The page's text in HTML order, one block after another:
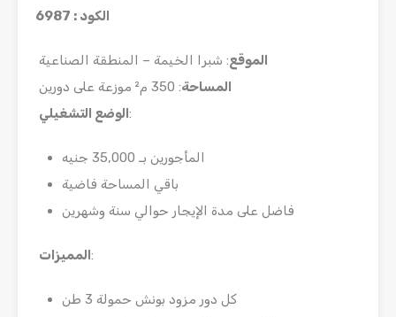
الكود : 6987
الموقع: شبرا الخيمة – المنطقة الصناعية
المساحة: 350 م² موزعة على دورين
الوضع التشغيلي:
المأجورين بـ 35,000 جنيه
باقي المساحة فاضية
فاضل على مدة الإيجار حوالي سنة وشهرين
المميزات:
كل دور مزود بونش حمولة 3 طن